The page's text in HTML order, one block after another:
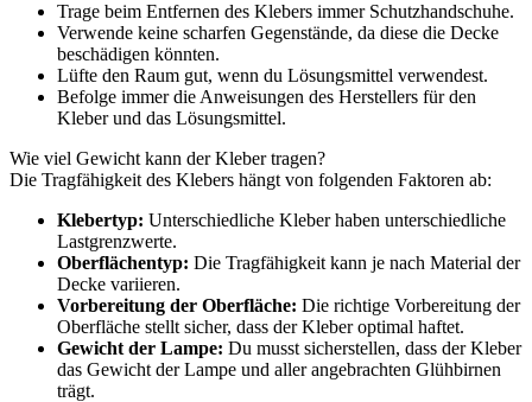
Trage beim Entfernen des Klebers immer Schutzhandschuhe.
Verwende keine scharfen Gegenstände, da diese die Decke
beschädigen könnten.
Lüfte den Raum gut, wenn du Lösungsmittel verwendest.
Befolge immer die Anweisungen des Herstellers für den
Kleber und das Lösungsmittel.
Wie viel Gewicht kann der Kleber tragen?
Die Tragfähigkeit des Klebers hängt von folgenden Faktoren ab:
Klebertyp: Unterschiedliche Kleber haben unterschiedliche
Lastgrenzwerte.
Oberflächentyp: Die Tragfähigkeit kann je nach Material der
Decke variieren.
Vorbereitung der Oberfläche: Die richtige Vorbereitung der
Oberfläche stellt sicher, dass der Kleber optimal haftet.
Gewicht der Lampe: Du musst sicherstellen, dass der Kleber
das Gewicht der Lampe und aller angebrachten Glühbirnen
trägt.